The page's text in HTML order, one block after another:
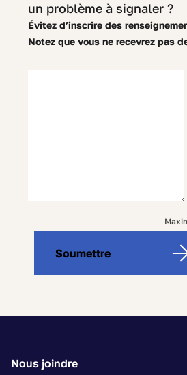
un problème à signaler ?
Évitez d’inscrire des
Notez que vous ne recevrez pas
Soumettre
Nous joindre